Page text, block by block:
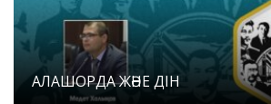
АЛАШОРДА ЖӘНЕ ДІН